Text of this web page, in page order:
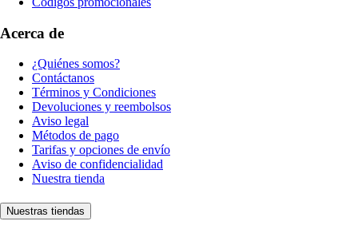
Acerca de
¿Quiénes somos?
Contáctanos
Términos y Condiciones
Devoluciones y reembolsos
Aviso legal
Métodos de pago
Tarifas y opciones de envío
Aviso de confidencialidad
Nuestra tienda
Nuestras tiendas